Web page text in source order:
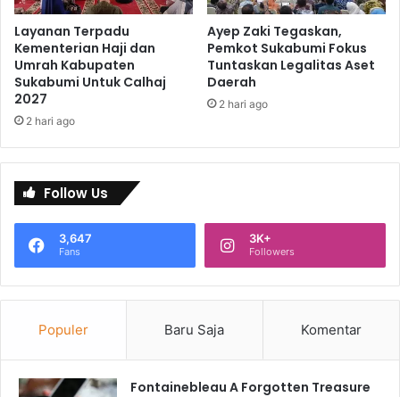
Layanan Terpadu
Kementerian Haji dan
Umrah Kabupaten
Sukabumi Untuk Calhaj
2027
2 hari ago
Ayep Zaki Tegaskan,
Pemkot Sukabumi Fokus
Tuntaskan Legalitas Aset
Daerah
2 hari ago
Follow Us
3,647
Fans
3K+
Followers
Populer Baru Saja Komentar
Fontainebleau A Forgotten Treasure